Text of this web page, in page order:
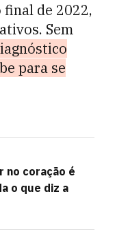
de 2022,
Sem
para se
no coração é
o que diz a